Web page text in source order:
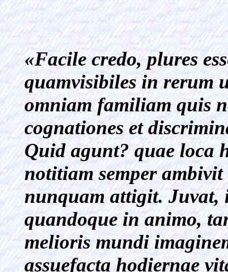
«Facile credo, plures
quamvisibiles in rerum
omniam familiam quis
cognationes et
Quid agunt? quae loca
notitiam semper
nunquam attigit. Juvat,
quandoque in animo,
melioris mundi
assuefacta hodiernae